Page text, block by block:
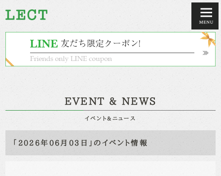
EVENT & NEWS
イベント&ニュース
「2026年06月03日」のイベント情報